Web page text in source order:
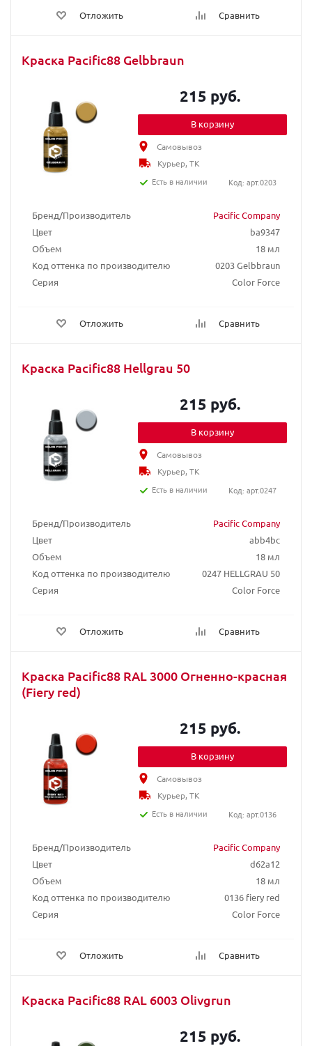
Отложить Сравнить
Краска Pacific88 Gelbbraun
Бренд/Производитель
Pacific Company
Цвет
ba9347
Объем
18 мл
Код оттенка по производителю
0203 Gelbbraun
Серия
Color Force
Отложить Сравнить
215 руб.
В корзину
Самовывоз
Курьер, ТК
Есть в наличии
Код: арт.0203
Краска Pacific88 Hellgrau 50
Бренд/Производитель
Pacific Company
Цвет
abb4bc
Объем
18 мл
Код оттенка по производителю
0247 HELLGRAU 50
Серия
Color Force
Отложить Сравнить
215 руб.
В корзину
Самовывоз
Курьер, ТК
Есть в наличии
Код: арт.0247
Краска Pacific88 RAL 3000 Огненно-красная
(Fiery red)
Бренд/Производитель
Pacific Company
Цвет
d62a12
Объем
18 мл
Код оттенка по производителю
0136 fiery red
Серия
Color Force
Отложить Сравнить
215 руб.
В корзину
Самовывоз
Курьер, ТК
Есть в наличии
Код: арт.0136
Краска Pacific88 RAL 6003 Olivgrun
215 руб.